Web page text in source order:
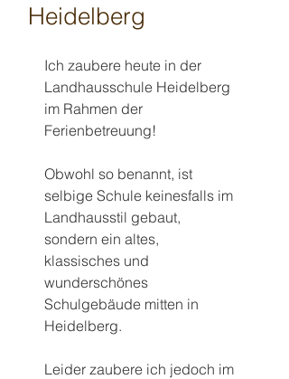
Heidelberg
Ich zaubere heute in der
Landhausschule Heidelberg
im Rahmen der
Ferienbetreuung!
Obwohl so benannt, ist
selbige Schule keinesfalls im
Landhausstil gebaut,
sondern ein altes,
klassisches und
wunderschönes
Schulgebäude mitten in
Heidelberg.
Leider zaubere ich jedoch im